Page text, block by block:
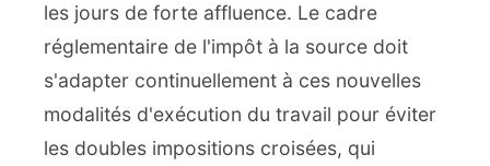
les jours de forte affluence. Le cadre
réglementaire de l'impôt à la source doit
s'adapter continuellement à ces nouvelles
modalités d'exécution du travail pour éviter
les doubles impositions croisées, qui